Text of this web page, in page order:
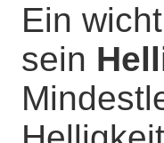
Ein
sein